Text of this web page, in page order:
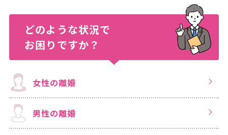
どのような状況で
お困りですか？
女性の離婚
男性の離婚